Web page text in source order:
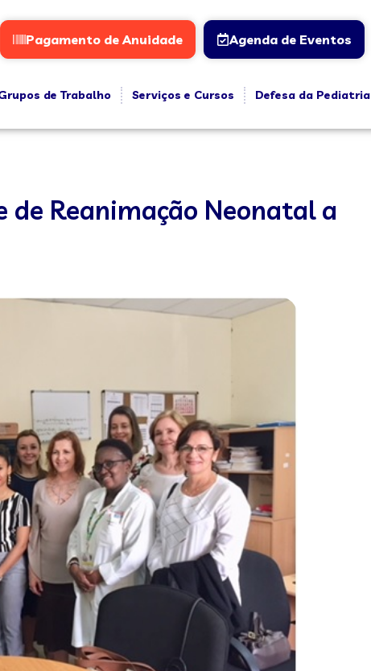
Pagamento de Anuidade Agenda de Eventos
de Trabalho Serviços e Cursos
Defesa da Pediatria
de Reanimação Neonatal a